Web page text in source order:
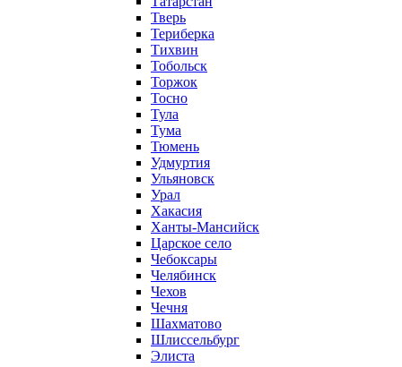
Тверь
Териберка
Тихвин
Тобольск
Торжок
Тосно
Тула
Тума
Тюмень
Удмуртия
Ульяновск
Урал
Хакасия
Ханты-Мансийск
Царское село
Чебоксары
Челябинск
Чехов
Чечня
Шахматово
Шлиссельбург
Элиста